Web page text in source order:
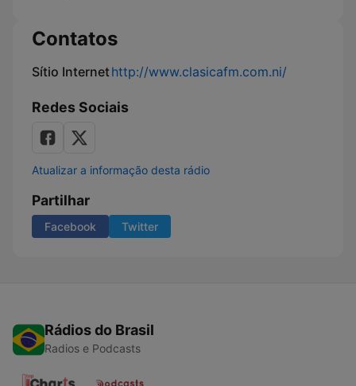
Contatos
Sítio Internethttp://www.clasicafm.com.ni/
Redes Sociais
Atualizar a informação desta rádio
Partilhar
Facebook Twitter
Rádios do Brasil
Radios e Podcasts